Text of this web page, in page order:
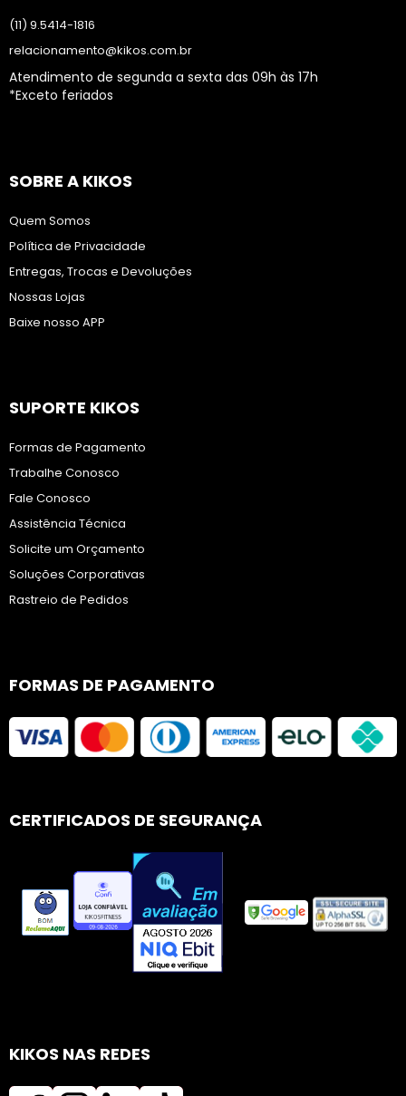
(11) 9.5414-1816
relacionamento@kikos.com.br
Atendimento de segunda a sexta das 09h às 17h
*Exceto feriados
SOBRE A KIKOS
Quem Somos
Política de Privacidade
Entregas, Trocas e Devoluções
Nossas Lojas
Baixe nosso APP
SUPORTE KIKOS
Formas de Pagamento
Trabalhe Conosco
Fale Conosco
Assistência Técnica
Solicite um Orçamento
Soluções Corporativas
Rastreio de Pedidos
FORMAS DE PAGAMENTO
CERTIFICADOS DE SEGURANÇA
KIKOS NAS REDES